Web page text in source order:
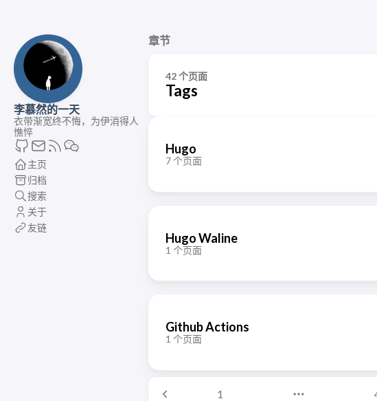
李慕然的一天
衣带渐宽终不悔，为伊消得人
憔悴
主页
归档
搜索
关于
友链
章节
42 个页面
Tags
Hugo
7 个页面
Hugo Waline
1 个页面
Github Actions
1 个页面
1